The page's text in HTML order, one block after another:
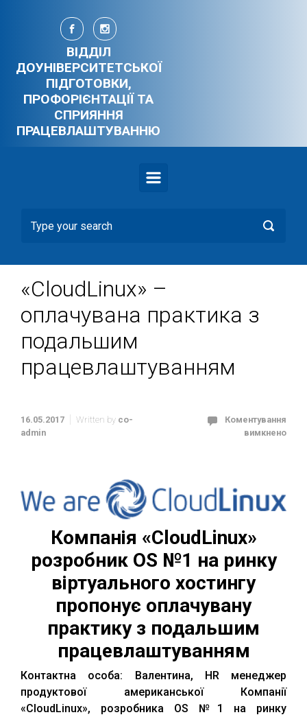
Skip to main content
ВІДДІЛ
ДОУНІВЕРСИТЕТСЬКОЇ
ПІДГОТОВКИ,
ПРОФОРІЄНТАЦІЇ ТА
СПРИЯННЯ
ПРАЦЕВЛАШТУВАННЮ
«CloudLinux» –
оплачувана практика з
подальшим
працевлаштуванням
16.05.2017 Written by co-
admin
Коментування
вимкнено
Компанія «CloudLinux»
розробник OS №1 на ринку
віртуального хостингу
пропонує оплачувану
практику з подальшим
працевлаштуванням
Контактна особа: Валентина, HR менеджер
продуктової американської Компанії
«CloudLinux», розробника OS №1 на ринку